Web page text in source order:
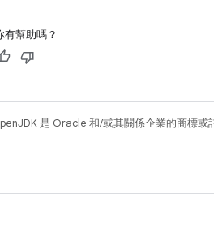
有幫助嗎？
是 Oracle 和/或其關係企業的商標或